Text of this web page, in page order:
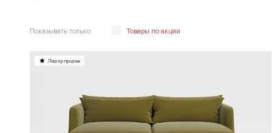
АПЕКС
ГЕРМЕС
ДАНТЕ
ДЖЕТ
Показывать только Товары по акции
Лидер продаж